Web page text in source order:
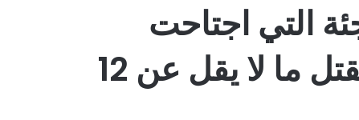
التي اجتاحت
ولاية بغلان الأفغانية عن مقتل ما لا يقل عن 12